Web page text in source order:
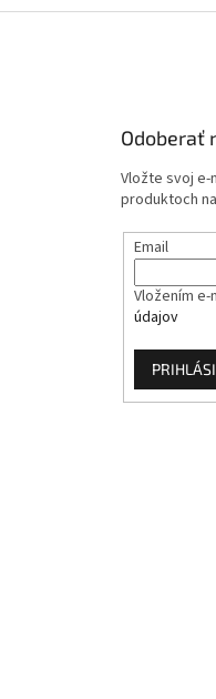
Odoberať
Vložte svoj e-
produktoch
Email
Vložením e-
údajov